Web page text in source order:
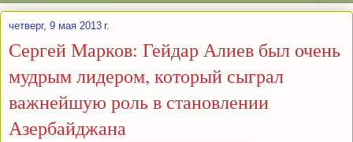
четверг, 9 мая 2013 г.
Сергей Марков: Гейдар Алиев был очень
мудрым лидером, который сыграл
важнейшую роль в становлении
Азербайджана